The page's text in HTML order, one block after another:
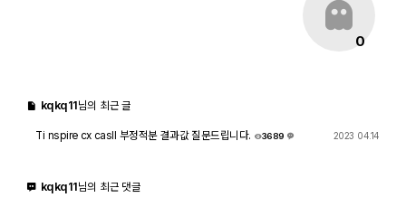
0
kqkq11님의 최근 글
Ti nspire cx casII 부정적분 결과값 질문드립니다.
3689
2023 04.14
kqkq11님의 최근 댓글